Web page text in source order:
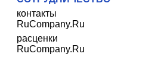
контакты
RuCompany.Ru
расценки
RuCompany.Ru